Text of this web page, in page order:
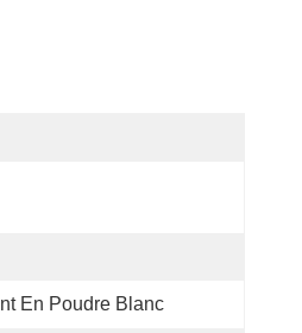
En Poudre Blanc